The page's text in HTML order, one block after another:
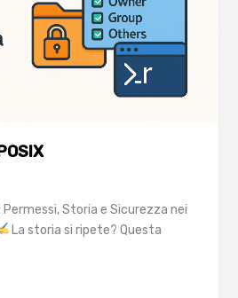
Permessi, Storia e Sicurezza nei
La storia si ripete? Questa